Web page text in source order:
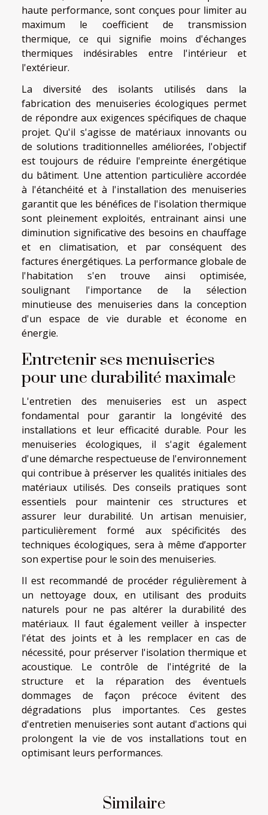
haute performance, sont conçues pour limiter au
maximum le coefficient de transmission
thermique, ce qui signifie moins d'échanges
thermiques indésirables entre l'intérieur et
l'extérieur.
La diversité des isolants utilisés dans la
fabrication des menuiseries écologiques permet
de répondre aux exigences spécifiques de chaque
projet. Qu'il s'agisse de matériaux innovants ou
de solutions traditionnelles améliorées, l'objectif
est toujours de réduire l'empreinte énergétique
du bâtiment. Une attention particulière accordée
à l'étanchéité et à l'installation des menuiseries
garantit que les bénéfices de l'isolation thermique
sont pleinement exploités, entrainant ainsi une
diminution significative des besoins en chauffage
et en climatisation, et par conséquent des
factures énergétiques. La performance globale de
l'habitation s'en trouve ainsi optimisée,
soulignant l'importance de la sélection
minutieuse des menuiseries dans la conception
d'un espace de vie durable et économe en
énergie.
Entretenir ses menuiseries
pour une durabilité maximale
L'entretien des menuiseries est un aspect
fondamental pour garantir la longévité des
installations et leur efficacité durable. Pour les
menuiseries écologiques, il s'agit également
d'une démarche respectueuse de l'environnement
qui contribue à préserver les qualités initiales des
matériaux utilisés. Des conseils pratiques sont
essentiels pour maintenir ces structures et
assurer leur durabilité. Un artisan menuisier,
particulièrement formé aux spécificités des
techniques écologiques, sera à même d’apporter
son expertise pour le soin des menuiseries.
Il est recommandé de procéder régulièrement à
un nettoyage doux, en utilisant des produits
naturels pour ne pas altérer la durabilité des
matériaux. Il faut également veiller à inspecter
l'état des joints et à les remplacer en cas de
nécessité, pour préserver l'isolation thermique et
acoustique. Le contrôle de l'intégrité de la
structure et la réparation des éventuels
dommages de façon précoce évitent des
dégradations plus importantes. Ces gestes
d'entretien menuiseries sont autant d'actions qui
prolongent la vie de vos installations tout en
optimisant leurs performances.
Similaire